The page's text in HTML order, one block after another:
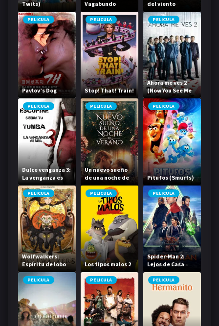
Twits) Vagabundo del viento
PELICULA
Pavlov’s Dog
PELICULA
Stop! That! Train!
PELICULA
Ahora me ves 2
(Now You See Me
2)
PELICULA
Dulce venganza 3:
La venganza es
mía
PELICULA
Un nuevo sueño
de una noche de
verano
PELICULA
Pitufos (Smurfs)
PELICULA
Wolfwalkers:
Espíritu de lobo
PELICULA
Los tipos malos 2
PELICULA
Spider-Man 2:
Lejos de Casa
PELICULA PELICULA PELICULA